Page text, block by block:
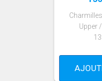
Upper